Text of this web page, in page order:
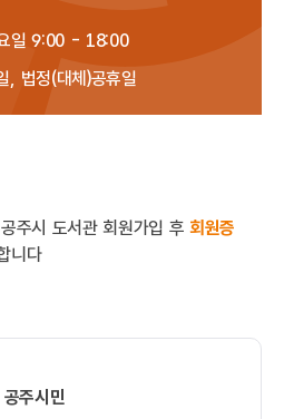
일 9:00 - 18:00
, 법정(대체)공휴일
주시 도서관 회원가입 후회원증
니다
공주시민